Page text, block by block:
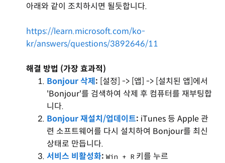
아래와 같이 조치하시면 될듯합니다.
https://learn.microsoft.com/ko-
kr/answers/questions/3892646/11
해결 방법 (가장 효과적)
Bonjour 삭제 : [설정] -> [앱] -> [설치된 앱]에서
'Bonjour'를 검색하여 삭제 후 컴퓨터를 재부팅합
니다.
Bonjour 재설치/업데이트: iTunes 등 Apple 관
련 소프트웨어를 다시 설치하여 Bonjour를 최신
상태로 만듭니다.
서비스 비활성화: Win + R 키를 누르